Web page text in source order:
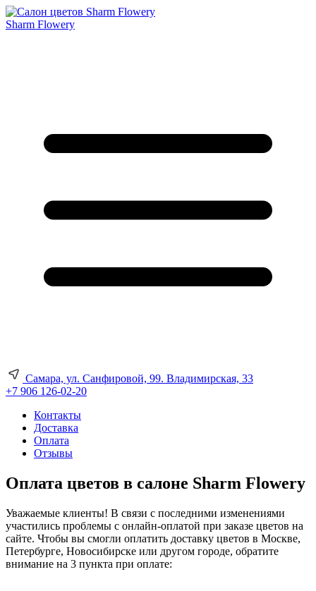
Sharm Flowery
Самара, ул. Санфировой, 99. Владимирская, 33
+7 906 126-02-20
Контакты
Доставка
Оплата
Отзывы
Оплата цветов в салоне Sharm Flowery
Уважаемые клиенты! В связи с последними изменениями
участились проблемы с онлайн-оплатой при заказе цветов на
сайте. Чтобы вы смогли оплатить доставку цветов в Москве,
Петербурге, Новосибирске или другом городе, обратите
внимание на 3 пункта при оплате: